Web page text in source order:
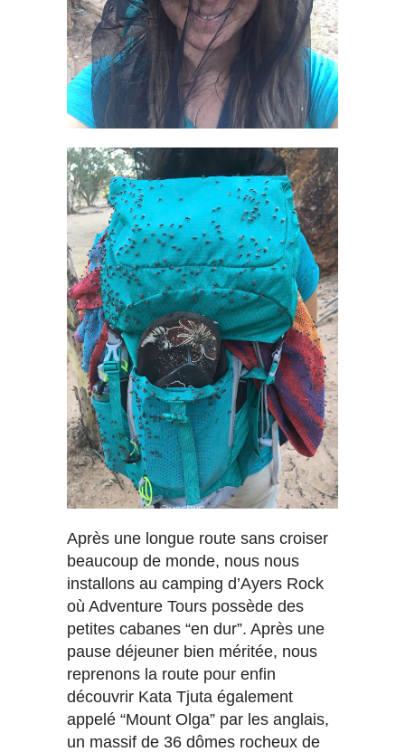
Après une longue route sans croiser
beaucoup de monde, nous nous
installons au camping d’Ayers Rock
où Adventure Tours possède des
petites cabanes “en dur”. Après une
pause déjeuner bien méritée, nous
reprenons la route pour enfin
découvrir Kata Tjuta également
appelé “Mount Olga” par les anglais,
un massif de 36 dômes rocheux de